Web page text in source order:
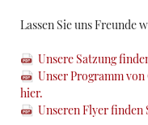
Lassen Sie uns Freunde
Unsere Satzung
Unser Programm von
hier.
Unseren Flyer finden